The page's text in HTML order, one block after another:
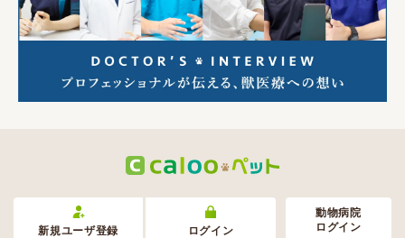
新規ユーザ登録 ログイン
動物病院
ログイン